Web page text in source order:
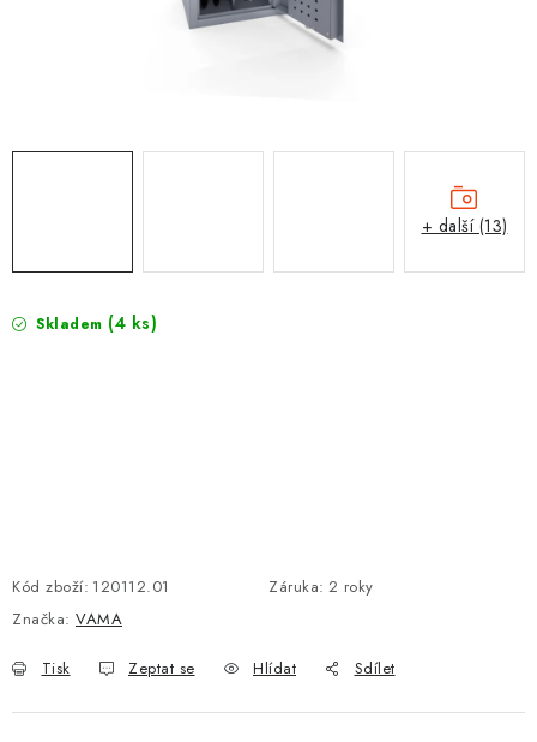
ZNAČKY
Zámečnické služby Státní instituce
Zabezpečení bytů
Bezpečnostní třídy - PYRAMIDA BEZPEČNOSTI
Skladem (4 ks)
Kód zboží: 120112.01 Záruka: 2 roky
Značka: VAMA
Tisk Zeptat se Hlídat Sdílet
+ další (13)